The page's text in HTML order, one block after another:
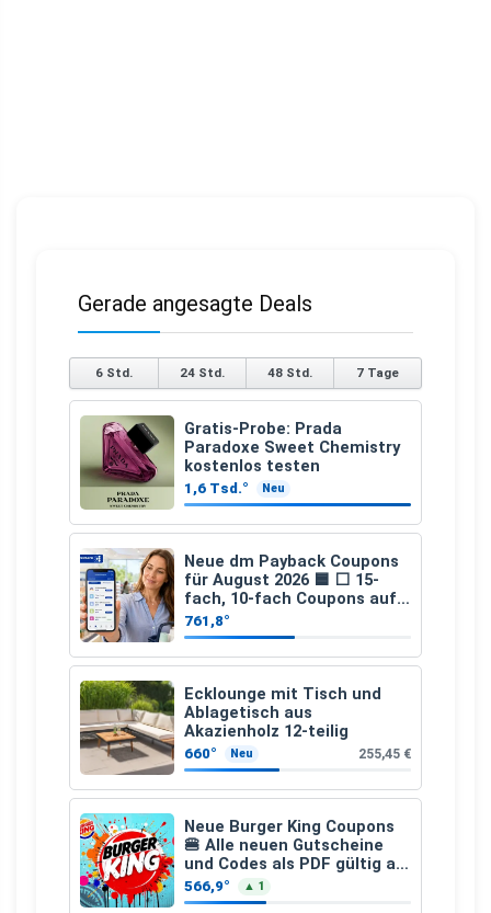
Gerade angesagte Deals
6 Std. 24 Std. 48 Std. 7 Tage
Gratis-Probe: Prada
Paradoxe Sweet Chemistry
kostenlos testen
1,6 Tsd.° Neu
Neue dm Payback Coupons
für August 2026 🟦 ⬜ 15-
fach, 10-fach Coupons auf
den gesamten Einkauf ab 2
€
761,8°
Ecklounge mit Tisch und
Ablagetisch aus
Akazienholz 12-teilig
660° Neu 255,45 €
Neue Burger King Coupons
🍔 Alle neuen Gutscheine
und Codes als PDF gültig ab
25.07.2026 bis 04.09.2026
566,9° ▲ 1